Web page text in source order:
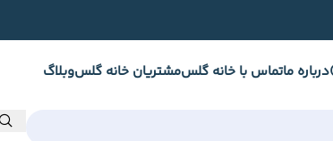
درباره ماتماس با خانه گلسمشتریان خانه گلسوبلاگ